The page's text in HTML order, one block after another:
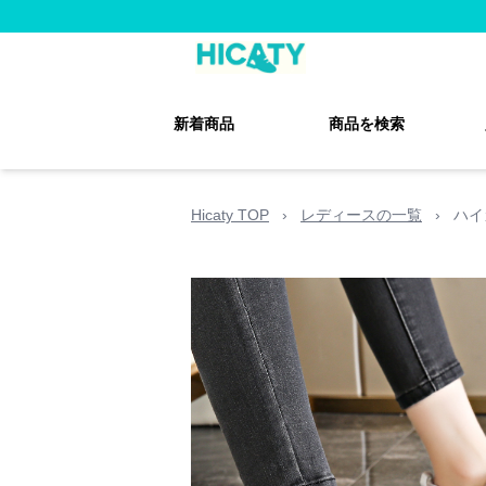
新着商品 商品を検索
Hicaty TOP › レディースの一覧 › ハ